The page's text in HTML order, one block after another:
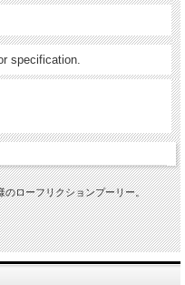
specification.
のローフリクションプーリー。